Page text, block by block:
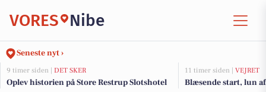
VORES Nibe
Seneste nyt ›
9 timer siden | DET SKER
Oplev historien på Store Restrup Slotshotel
11 timer siden | VEJRET
Blæsende start, lun